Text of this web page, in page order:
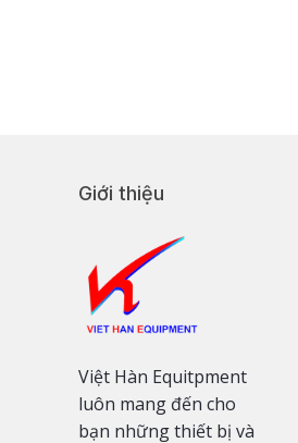
Giới thiệu
Việt Hàn Equitpment
luôn mang đến cho
bạn những thiết bị và